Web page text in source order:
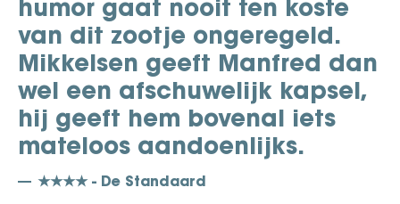
humor gaat nooit ten koste
van dit zootje ongeregeld.
Mikkelsen geeft Manfred dan
wel een afschuwelijk kapsel,
hij geeft hem bovenal iets
mateloos aandoenlijks.
★★★★ - De Standaard